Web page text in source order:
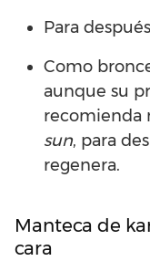
Para
Como
aunque su
recomienda
sun, para
regenera.
Manteca de
cara